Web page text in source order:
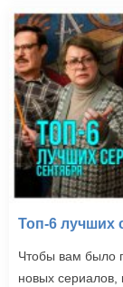
Топ-6 лучших
Чтобы вам было
новых сериалов,